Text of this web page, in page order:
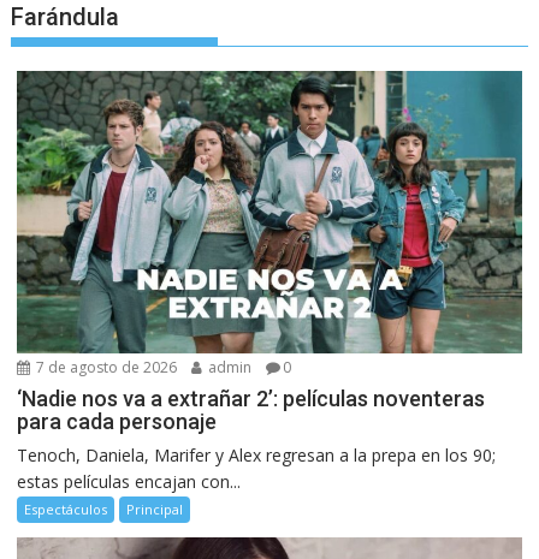
Farándula
7 de agosto de 2026 admin 0
‘Nadie nos va a extrañar 2’: películas noventeras
para cada personaje
Tenoch, Daniela, Marifer y Alex regresan a la prepa en los 90;
estas películas encajan con...
Espectáculos Principal